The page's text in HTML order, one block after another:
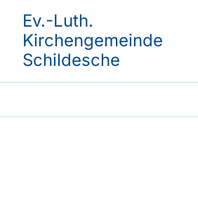
Ev.-Luth.
Kirchengemeinde
Schildesche